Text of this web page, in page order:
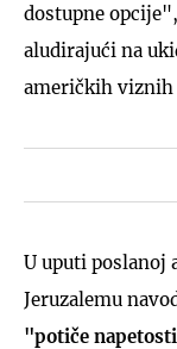
dostupne
aludirajući na
američkih viznih
U uputi poslanoj
Jeruzalemu
"potiče